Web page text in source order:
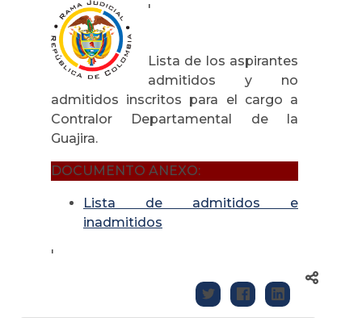
'
Lista de los aspirantes
admitidos y no
admitidos inscritos para el cargo a
Contralor Departamental de la
Guajira.
DOCUMENTO ANEXO:
Lista de admitidos e
inadmitidos
'